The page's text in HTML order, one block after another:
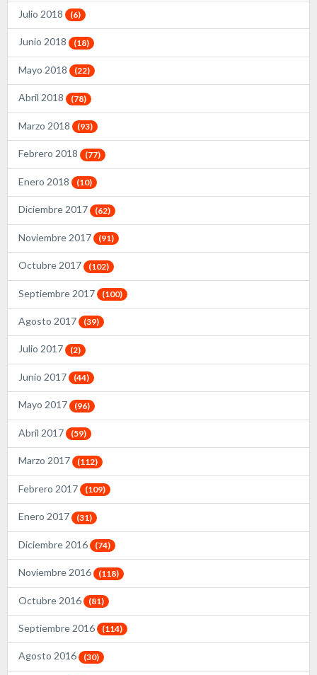
Julio 2018 (6)
Junio 2018 (18)
Mayo 2018 (22)
Abril 2018 (78)
Marzo 2018 (93)
Febrero 2018 (77)
Enero 2018 (10)
Diciembre 2017 (62)
Noviembre 2017 (91)
Octubre 2017 (102)
Septiembre 2017 (100)
Agosto 2017 (39)
Julio 2017 (2)
Junio 2017 (44)
Mayo 2017 (96)
Abril 2017 (59)
Marzo 2017 (112)
Febrero 2017 (109)
Enero 2017 (31)
Diciembre 2016 (74)
Noviembre 2016 (118)
Octubre 2016 (81)
Septiembre 2016 (114)
Agosto 2016 (30)